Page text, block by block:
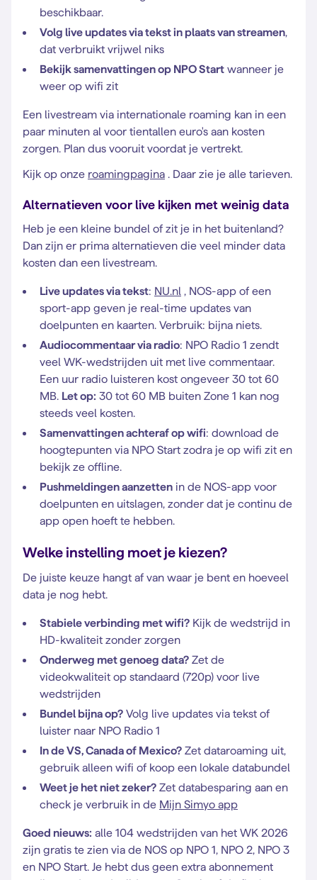
beschikbaar.
Volg live updates via tekst in plaats van streamen,
dat verbruikt vrijwel niks
Bekijk samenvattingen op NPO Start wanneer je
weer op wifi zit
Een livestream via internationale roaming kan in een
paar minuten al voor tientallen euro's aan kosten
zorgen. Plan dus vooruit voordat je vertrekt.
Kijk op onze roamingpagina . Daar zie je alle tarieven.
Alternatieven voor live kijken met weinig data
Heb je een kleine bundel of zit je in het buitenland?
Dan zijn er prima alternatieven die veel minder data
kosten dan een livestream.
Live updates via tekst: NU.nl , NOS-app of een
sport-app geven je real-time updates van
doelpunten en kaarten. Verbruik: bijna niets.
Audiocommentaar via radio: NPO Radio 1 zendt
veel WK-wedstrijden uit met live commentaar.
Een uur radio luisteren kost ongeveer 30 tot 60
MB. Let op: 30 tot 60 MB buiten Zone 1 kan nog
steeds veel kosten.
Samenvattingen achteraf op wifi: download de
hoogtepunten via NPO Start zodra je op wifi zit en
bekijk ze offline.
Pushmeldingen aanzetten in de NOS-app voor
doelpunten en uitslagen, zonder dat je continu de
app open hoeft te hebben.
Welke instelling moet je kiezen?
De juiste keuze hangt af van waar je bent en hoeveel
data je nog hebt.
Stabiele verbinding met wifi? Kijk de wedstrijd in
HD-kwaliteit zonder zorgen
Onderweg met genoeg data? Zet de
videokwaliteit op standaard (720p) voor live
wedstrijden
Bundel bijna op? Volg live updates via tekst of
luister naar NPO Radio 1
In de VS, Canada of Mexico? Zet dataroaming uit,
gebruik alleen wifi of koop een lokale databundel
Weet je het niet zeker? Zet databesparing aan en
check je verbruik in de Mijn Simyo app
Goed nieuws: alle 104 wedstrijden van het WK 2026
zijn gratis te zien via de NOS op NPO 1, NPO 2, NPO 3
en NPO Start. Je hebt dus geen extra abonnement